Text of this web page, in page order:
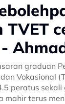
graduan
Vokasional
peratus
mahir terus